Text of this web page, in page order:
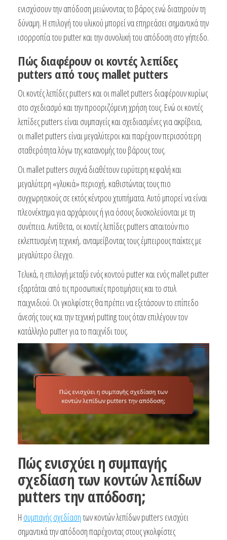
ενισχύσουν την απόδοση μειώνοντας το βάρος ενώ διατηρούν τη
δύναμη. Η επιλογή του υλικού μπορεί να επηρεάσει σημαντικά την
ισορροπία του putter και την συνολική του απόδοση στο γήπεδο.
Πώς διαφέρουν οι κοντές λεπίδες
putters από τους mallet putters
Οι κοντές λεπίδες putters και οι mallet putters διαφέρουν κυρίως
στο σχεδιασμό και την προοριζόμενη χρήση τους. Ενώ οι κοντές
λεπίδες putters είναι συμπαγείς και σχεδιασμένες για ακρίβεια,
οι mallet putters είναι μεγαλύτεροι και παρέχουν περισσότερη
σταθερότητα λόγω της κατανομής του βάρους τους.
Οι mallet putters συχνά διαθέτουν ευρύτερη κεφαλή και
μεγαλύτερη «γλυκιά» περιοχή, καθιστώντας τους πιο
συγχωρητικούς σε εκτός κέντρου χτυπήματα. Αυτό μπορεί να είναι
πλεονέκτημα για αρχάριους ή για όσους δυσκολεύονται με τη
συνέπεια. Αντίθετα, οι κοντές λεπίδες putters απαιτούν πιο
εκλεπτυσμένη τεχνική, ανταμείβοντας τους έμπειρους παίκτες με
μεγαλύτερο έλεγχο.
Τελικά, η επιλογή μεταξύ ενός κοντού putter και ενός mallet putter
εξαρτάται από τις προσωπικές προτιμήσεις και το στυλ
παιχνιδιού. Οι γκολφίστες θα πρέπει να εξετάσουν το επίπεδο
άνεσής τους και την τεχνική putting τους όταν επιλέγουν τον
κατάλληλο putter για το παιχνίδι τους.
Πώς ενισχύει η συμπαγής
σχεδίαση των κοντών λεπίδων
putters την απόδοση;
Η συμπαγής σχεδίασητων κοντών λεπίδων putters ενισχύει
σημαντικά την απόδοση παρέχοντας στους γκολφίστες